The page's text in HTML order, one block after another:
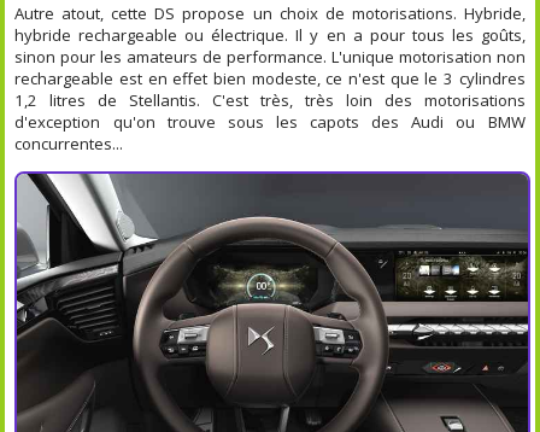
Autre atout, cette DS propose un choix de motorisations. Hybride,
hybride rechargeable ou électrique. Il y en a pour tous les goûts,
sinon pour les amateurs de performance. L'unique motorisation non
rechargeable est en effet bien modeste, ce n'est que le 3 cylindres
1,2 litres de Stellantis. C'est très, très loin des motorisations
d'exception qu'on trouve sous les capots des Audi ou BMW
concurrentes...